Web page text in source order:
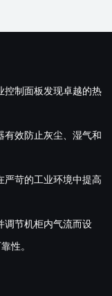
控制面板发现卓越的热
有效防止灰尘、湿气和
严苛的工业环境中提高
调节机柜内气流而设
性。